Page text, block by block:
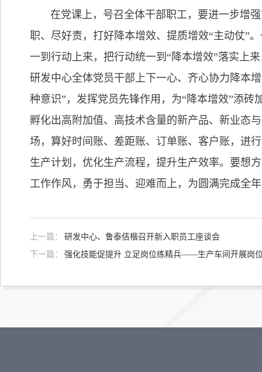
在党课上，号召全体干部职工，要进一步增
职、尽好责，打好降本增效、提质增效“主动仗”
一到行动上来，把行动统一到“降本增效”落实上
研发中心全体党员干部上下一心、齐心协力降本
种意识”，发挥党员先锋作用，为“降本增效”添
孵化出高附加值、高技术含量的新产品、新业态
场，算好时间账、差距账、订单账、客户账，进
生产计划，优化生产流程，提升生产效率。要想
工作作风，勇于担当、迎难而上，为圆满完成全
上一篇：
研发中心、鲁泰佶楷召开新入职员工座谈会
下一篇：
强化技能促提升 立足岗位练精兵——生产车间开展岗